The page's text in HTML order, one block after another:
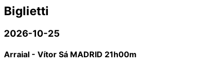
Biglietti
2026-10-25
Arraial - Vítor Sá MADRID 21h00m